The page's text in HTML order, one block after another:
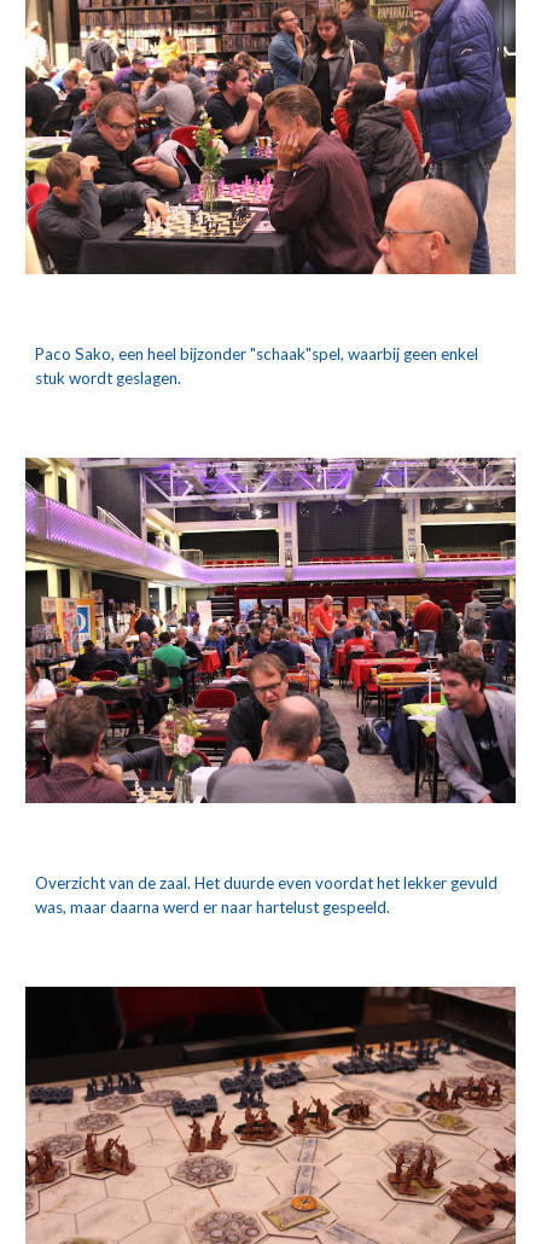
Paco Sako, een heel bijzonder "schaak"spel, waarbij geen enkel
stuk wordt geslagen.
Overzicht van de zaal. Het duurde even voordat het lekker gevuld
was, maar daarna werd er naar hartelust gespeeld.